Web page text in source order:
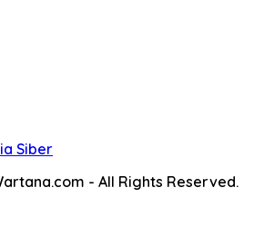
Siber
- All Rights Reserved.